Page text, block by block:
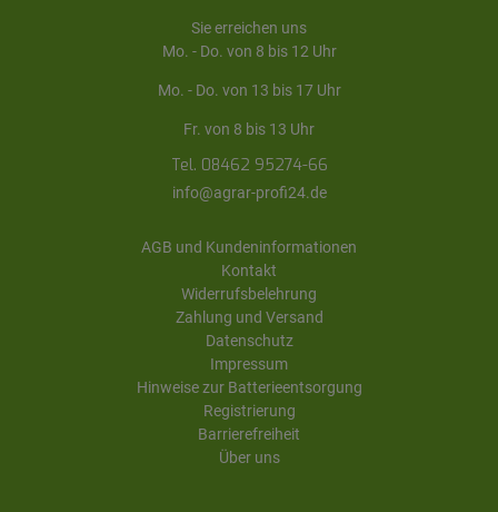
Sie erreichen uns
Mo. - Do. von 8 bis 12 Uhr
Mo. - Do. von 13 bis 17 Uhr
Fr. von 8 bis 13 Uhr
Tel. 08462 95274-66
info@agrar-profi24.de
AGB und Kundeninformationen
Kontakt
Widerrufsbelehrung
Zahlung und Versand
Datenschutz
Impressum
Hinweise zur Batterieentsorgung
Registrierung
Barrierefreiheit
Über uns